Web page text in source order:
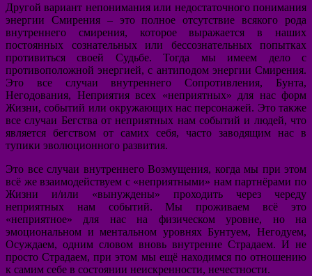
Другой вариант непонимания или недостаточного понимания
энергии Смирения – это полное отсутствие всякого рода
внутреннего смирения, которое выражается в наших
постоянных сознательных или бессознательных попытках
противиться своей Судьбе. Тогда мы имеем дело с
противоположной энергией, с антиподом энергии Смирения.
Это все случаи внутреннего Сопротивления, Бунта,
Негодования, Неприятия всех «неприятных» для нас форм
Жизни, событий или окружающих нас персонажей. Это также
все случаи Бегства от неприятных нам событий и людей, что
является бегством от самих себя, часто заводящим нас в
тупики эволюционного развития.
Это все случаи внутреннего Возмущения, когда мы при этом
всё же взаимодействуем с «неприятными» нам партнёрами по
Жизни и/или «вынуждены» проходить через череду
неприятных нам событий. Мы проживаем всё это
«неприятное» для нас на физическом уровне, но на
эмоциональном и ментальном уровнях Бунтуем, Негодуем,
Осуждаем, одним словом вновь внутренне Страдаем. И не
просто Страдаем, при этом мы ещё находимся по отношению
к самим себе в состоянии неискренности, нечестности.